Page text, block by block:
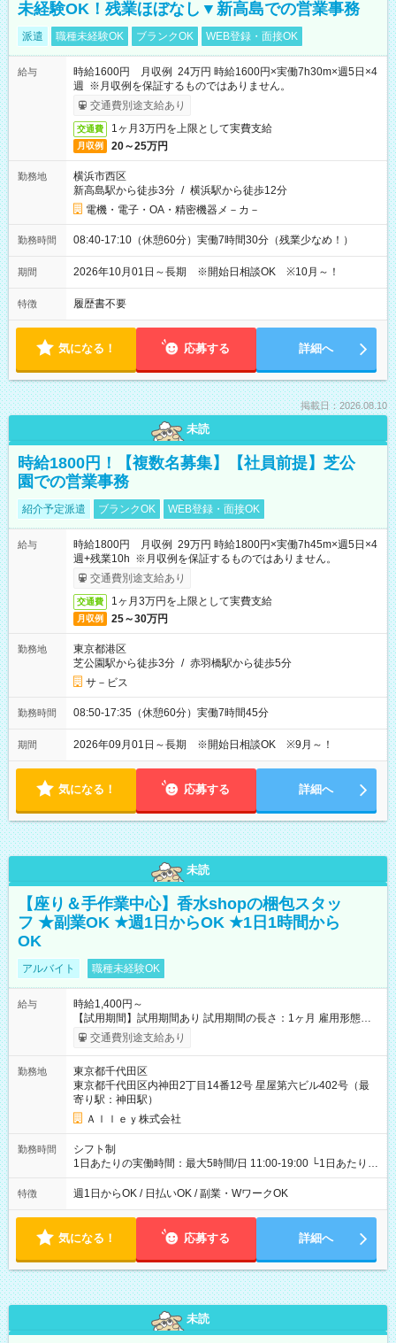
未経験OK！残業ほぼなし▼新高島での営業事務
派遣 職種未経験OK ブランクOK WEB登録・面接OK
給与
時給1600円 月収例 24万円 時給1600円×実働7h30m×週5日×4
週 ※月収例を保証するものではありません。
交通費別途支給あり
交通費 1ヶ月3万円を上限として実費支給
月収例 20～25万円
勤務地
横浜市西区
新高島駅から徒歩3分 / 横浜駅から徒歩12分
電機・電子・OA・精密機器メ－カ－
勤務時間 08:40-17:10（休憩60分）実働7時間30分（残業少なめ！）
期間 2026年10月01日～長期 ※開始日相談OK ※10月～！
特徴 履歴書不要
気になる！ 応募する 詳細へ
掲載日：2026.08.10
未読
時給1800円！【複数名募集】【社員前提】芝公
園での営業事務
紹介予定派遣 ブランクOK WEB登録・面接OK
給与
時給1800円 月収例 29万円 時給1800円×実働7h45m×週5日×4
週+残業10h ※月収例を保証するものではありません。
交通費別途支給あり
交通費 1ヶ月3万円を上限として実費支給
月収例 25～30万円
勤務地
東京都港区
芝公園駅から徒歩3分 / 赤羽橋駅から徒歩5分
サ－ビス
勤務時間 08:50-17:35（休憩60分）実働7時間45分
期間 2026年09月01日～長期 ※開始日相談OK ※9月～！
気になる！ 応募する 詳細へ
未読
【座り＆手作業中心】香水shopの梱包スタッ
フ ★副業OK ★週1日からOK ★1日1時間から
OK
アルバイト 職種未経験OK
給与
時給1,400円～
【試用期間】試用期間あり 試用期間の長さ：1ヶ月 雇用形態、
給与は本採用時と同じです。
交通費別途支給あり
勤務地
東京都千代田区
東京都千代田区内神田2丁目14番12号 星屋第六ビル402号（最
寄り駅：神田駅）
Ａｌｌｅｙ株式会社
勤務時間
シフト制
1日あたりの実働時間：最大5時間/日 11:00-19:00 └1日あたりの
実働時間：1-5時間 └上記の時間帯内であれば、いつでも勤務可
能！ └平日・土曜日の中で、お好きな曜日でご勤務いただけま
18:00 などのように、自由な働き方が可能なお仕事です！
特徴 週1日からOK / 日払いOK / 副業・WワークOK
気になる！ 応募する 詳細へ
未読